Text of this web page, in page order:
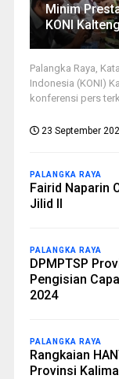
Minim
KONI
Palangka Raya,
Indonesia (KONI)
konferensi pers
23 September
PALANGKA RAYA
Fairid Naparin
Jilid II
PALANGKA RAYA
DPMPTSP
Pengisian
2024
PALANGKA RAYA
Rangkaian
Provinsi